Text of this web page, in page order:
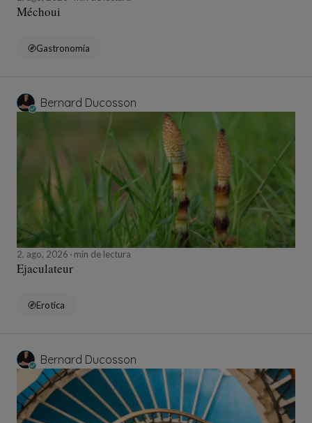
Méchoui
Gastronomía
Bernard Ducosson
2, ago, 2026 min de lectura
Ejaculateur
Erotica
Bernard Ducosson